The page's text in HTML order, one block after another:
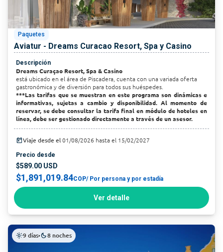
Paquetes
Aviatur - Dreams Curacao Resort, Spa y Casino
Descripción
Dreams Curaçao Resort, Spa & Casino
está ubicado en el área de Piscadera, cuenta con una variada oferta
gastronómica y de diversión para todos sus huéspedes.
***Las tarifas que se muestran en este programa son dinámicas e
informativas, sujetas a cambio y disponibilidad. Al momento de
reservar, se debe consultar la tarifa final en módulo de hoteles en
línea, debe ser gestionado directamente a través de un asesor.
todayViaje desde el01/08/2026 hasta el 15/02/2027
Precio desde
$589.00 USD
$1,891,019.84COP/ Por persona y por estadía
Ver detalle
light_mode9 días•dark_mode8 noches